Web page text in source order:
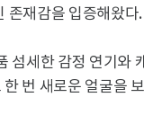
존재감을 입증해왔다.
섬세한 감정 연기와
한 번 새로운 얼굴을